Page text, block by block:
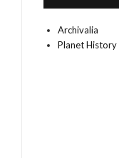
Archivalia
Planet History